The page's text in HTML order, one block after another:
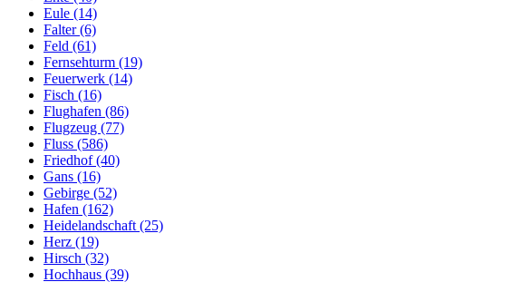
Eule (14)
Falter (6)
Feld (61)
Fernsehturm (19)
Feuerwerk (14)
Fisch (16)
Flughafen (86)
Flugzeug (77)
Fluss (586)
Friedhof (40)
Gans (16)
Gebirge (52)
Hafen (162)
Heidelandschaft (25)
Herz (19)
Hirsch (32)
Hochhaus (39)